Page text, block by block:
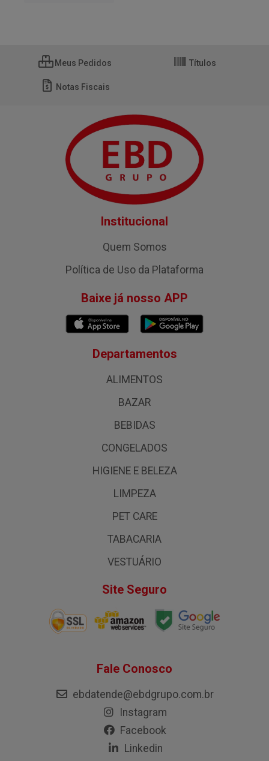
Meus Pedidos Títulos
Notas Fiscais
Institucional
Quem Somos
Política de Uso da Plataforma
Baixe já nosso APP
Departamentos
ALIMENTOS
BAZAR
BEBIDAS
CONGELADOS
HIGIENE E BELEZA
LIMPEZA
PET CARE
TABACARIA
VESTUÁRIO
Site Seguro
Fale Conosco
ebdatende@ebdgrupo.com.br
Instagram
Facebook
Linkedin